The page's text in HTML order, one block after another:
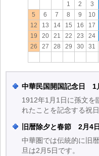
1
2 3
5
6 7 8 9 10
12
13 14 15 16 17
19
20 21 22 23 24
26
27 28 29 30 31
中華民国開国記念日 1
1912年1月1日に孫文を
れたことを記念する祝日
旧暦除夕と春節 2月4
中華圏では伝統的に旧
旦は2月5日です。